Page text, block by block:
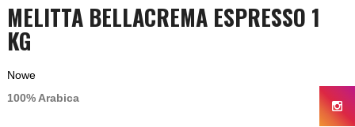
MELITTA BELLACREMA ESPRESSO 1
KG
Nowe
100% Arabica